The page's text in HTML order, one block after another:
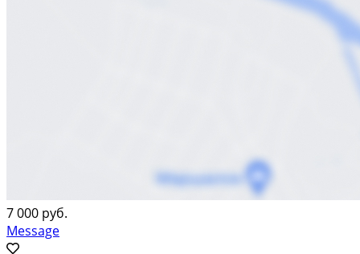
7 000 руб.
Message